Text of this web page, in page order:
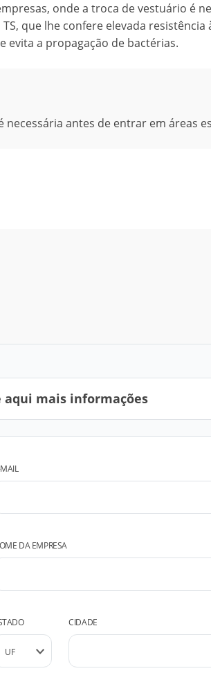
onde a troca de vestuário é
que lhe confere elevada resistência
evita a propagação de bactérias.
antes de entrar em áreas
aqui mais informações
DA EMPRESA
CIDADE